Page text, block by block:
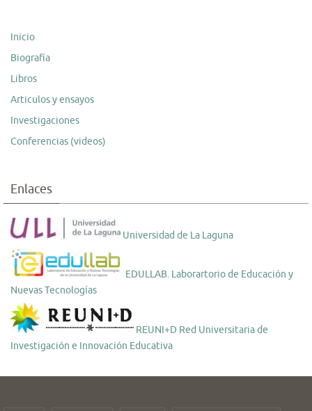
Inicio
Biografía
Libros
Articulos y ensayos
Investigaciones
Conferencias (videos)
Enlaces
Universidad de La Laguna
EDULLAB. Laborartorio de Educación y
Nuevas Tecnologías
REUNI+D Red Universitaria de
Investigación e Innovación Educativa